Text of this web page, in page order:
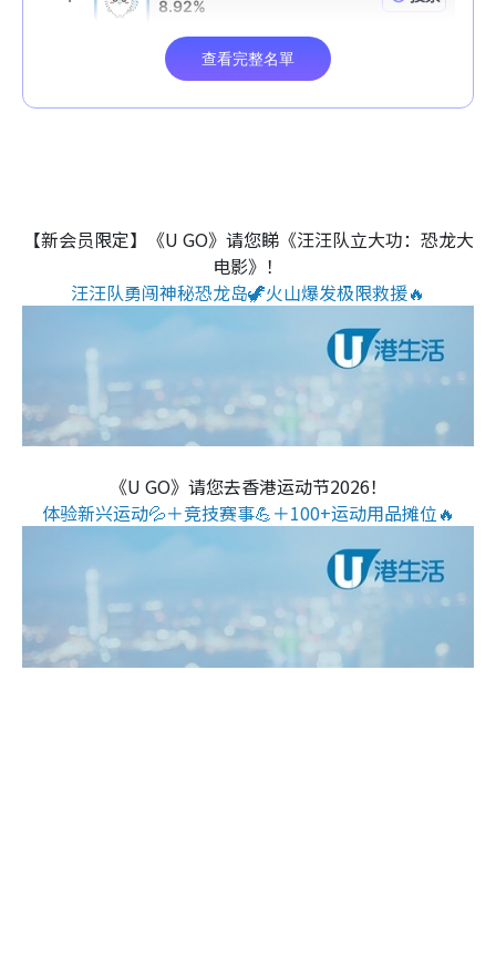
【新会员限定】《U GO》请您睇《汪汪队立大功：恐龙大
电影》！
汪汪队勇闯神秘恐龙岛🦖火山爆发极限救援🔥
《U GO》请您去香港运动节2026！
体验新兴运动💦＋竞技赛事💪＋100+运动用品摊位🔥